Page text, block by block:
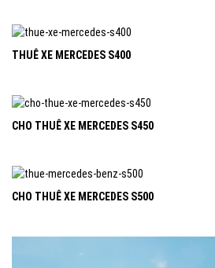
THUÊ XE MERCEDES S400
CHO THUÊ XE MERCEDES S450
CHO THUÊ XE MERCEDES S500